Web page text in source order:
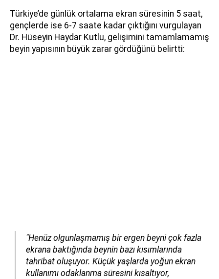
Türkiye’de günlük ortalama ekran süresinin 5 saat,
gençlerde ise 6-7 saate kadar çıktığını vurgulayan
Dr. Hüseyin Haydar Kutlu, gelişimini tamamlamamış
beyin yapısının büyük zarar gördüğünü belirtti:
"Henüz olgunlaşmamış bir ergen beyni çok fazla
ekrana baktığında beynin bazı kısımlarında
tahribat oluşuyor. Küçük yaşlarda yoğun ekran
kullanımı odaklanma süresini kısaltıyor,